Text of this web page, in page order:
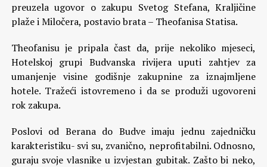
preuzela ugovor o zakupu Svetog Stefana, Kraljičine
plaže i Miločera, postavio brata – Theofanisa Statisa.
Theofanisu je pripala čast da, prije nekoliko mjeseci,
Hotelskoj grupi Budvanska rivijera uputi zahtjev za
umanjenje visine godišnje zakupnine za iznajmljene
hotele. Tražeći istovremeno i da se produži ugovoreni
rok zakupa.
Poslovi od Berana do Budve imaju jednu zajedničku
karakteristiku- svi su, zvanično, neprofitabilni. Odnosno,
guraju svoje vlasnike u izvjestan gubitak. Zašto bi neko,